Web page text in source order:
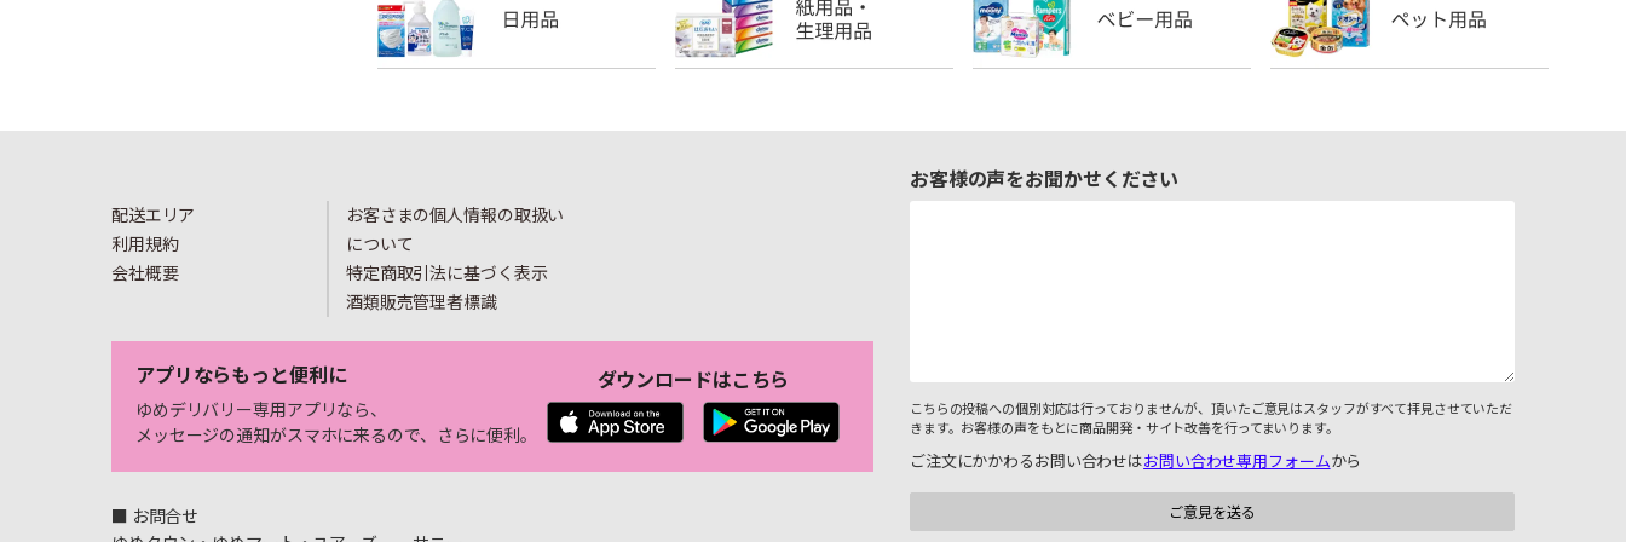
配送エリア
利用規約
会社概要
お客さまの個人情報の取扱い
について
特定商取引法に基づく表示
酒類販売管理者標識
アプリならもっと便利に
ゆめデリバリー専用アプリなら、
メッセージの通知がスマホに来るので、さらに便利。
ダウンロードはこちら
■ お問合せ
お客様の声をお聞かせください
こちらの投稿への個別対応は行っておりませんが、頂いたご意見はスタッフがすべて拝見させていただ
きます。お客様の声をもとに商品開発・サイト改善を行ってまいります。
ご注文にかかわるお問い合わせはお問い合わせ専用フォームから